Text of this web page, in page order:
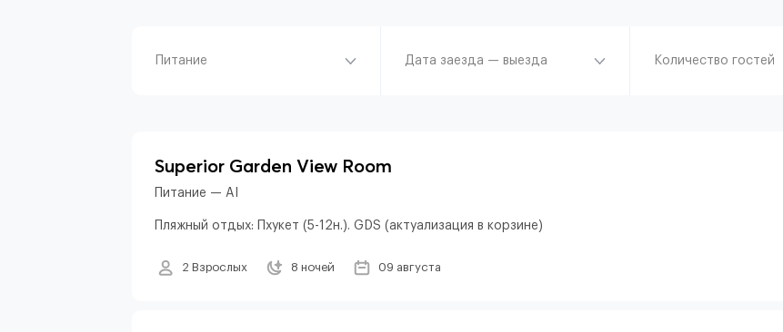
Питание Дата заезда — выезда Количество гостей
Superior Garden View Room
Питание — AI
Пляжный отдых: Пхукет (5-12н.). GDS (актуализация в корзине)
2 Взрослых 8 ночей 09 августа